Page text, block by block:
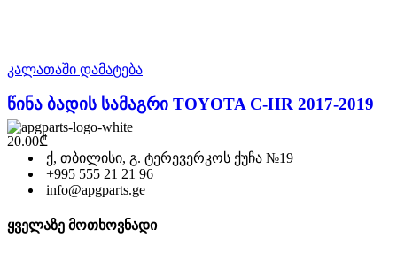
კალათაში დამატება
წინა ბადის სამაგრი TOYOTA C-HR 2017-2019
20.00₾
ქ, თბილისი, გ. ტერევერკოს ქუჩა №19
+995 555 21 21 96
info@apgparts.ge
ყველაზე მოთხოვნადი